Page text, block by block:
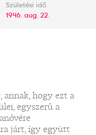
Születési idő
1946. aug. 22.
annak, hogy ezt a
egyszerű a
járt, így együtt